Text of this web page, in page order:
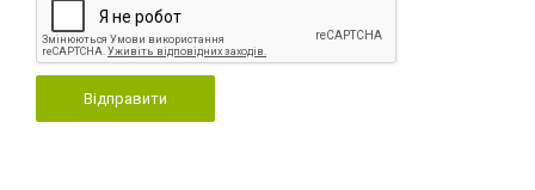
Відправити